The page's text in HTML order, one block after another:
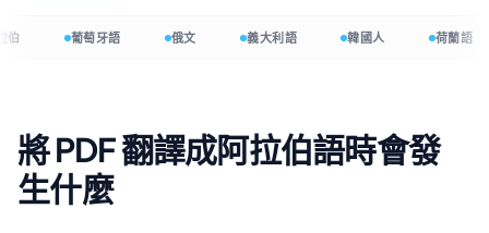
伯 葡萄牙語 俄文 義大利語 韓國人 荷蘭語
將 PDF 翻譯成阿拉伯語時會發
生什麼